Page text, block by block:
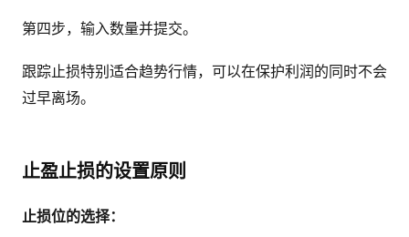
第四步，输入数量并提交。
跟踪止损特别适合趋势行情，可以在保护利润的同时不会
过早离场。
止盈止损的设置原则
止损位的选择：